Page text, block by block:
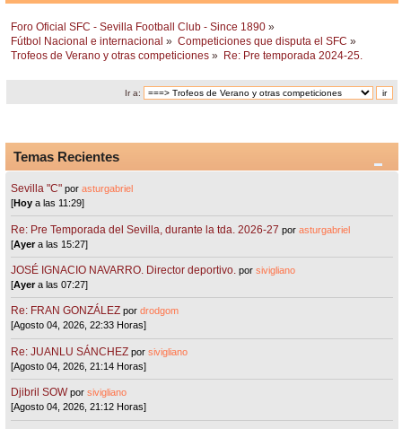
Foro Oficial SFC - Sevilla Football Club - Since 1890 »
Fútbol Nacional e internacional » Competiciones que disputa el SFC »
Trofeos de Verano y otras competiciones » Re: Pre temporada 2024-25.
Ir a:
Temas Recientes
Sevilla "C"porasturgabriel
[Hoy a las 11:29]
Re: Pre Temporada del Sevilla, durante la tda. 2026-27 porasturgabriel
[Ayera las 15:27]
JOSÉ IGNACIO NAVARRO. Director deportivo. porsivigliano
[Ayera las 07:27]
Re: FRAN GONZÁLEZ pordrodgom
[Agosto 04, 2026, 22:33 Horas]
Re: JUANLU SÁNCHEZ porsivigliano
[Agosto 04, 2026, 21:14 Horas]
Djibril SOW porsivigliano
[Agosto 04, 2026, 21:12 Horas]